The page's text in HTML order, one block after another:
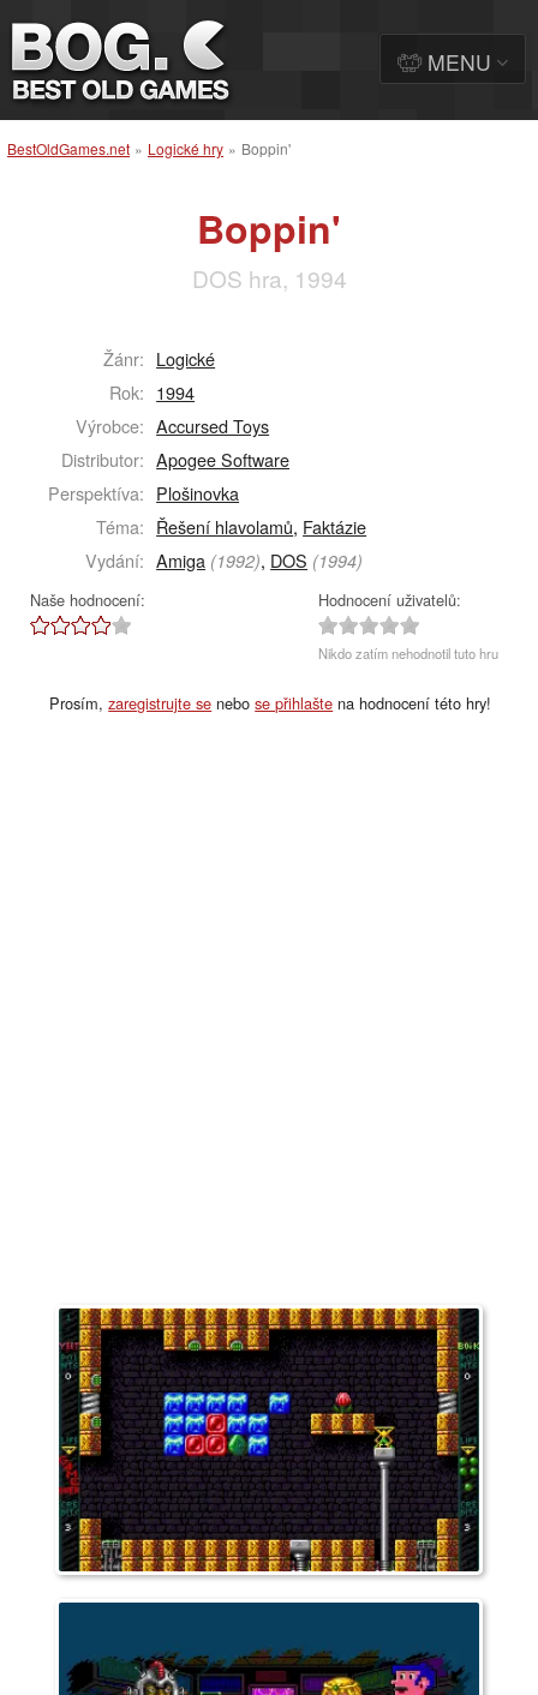
BestOldGames.net » Logické hry » Boppin'
Boppin'
DOS hra, 1994
Žánr: Logické
Rok: 1994
Výrobce: Accursed Toys
Distributor: Apogee Software
Perspektíva: Plošinovka
Téma: Řešení hlavolamů, Faktázie
Vydání: Amiga (1992), DOS (1994)
Naše hodnocení: Hodnocení uživatelů:
Nikdo zatím nehodnotil tuto hru
Prosím,zaregistrujte se nebose přihlašte na hodnocení této hry!
MENU